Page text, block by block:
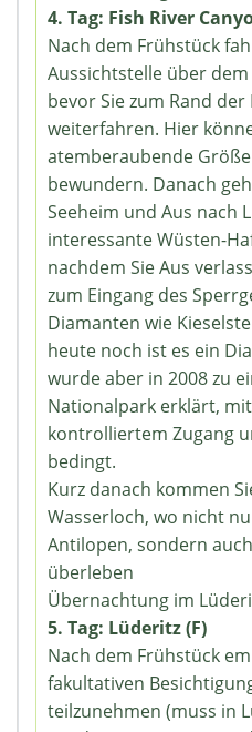
4. Tag: Fish River
Nach dem Frühstück
Aussichtstelle über dem
bevor Sie zum Rand
weiterfahren. Hier
atemberaubende
bewundern. Danach
Seeheim und Aus nach
interessante Wüsten-
nachdem Sie Aus
zum Eingang des
Diamanten wie
heute noch ist es ein
wurde aber in 2008 zu
Nationalpark erklärt,
kontrolliertem Zugang
bedingt.
Kurz danach kommen
Wasserloch, wo nicht
Antilopen, sondern
überleben
Übernachtung im
5. Tag: Lüderitz (F)
Nach dem Frühstück
fakultativen
teilzunehmen (muss in